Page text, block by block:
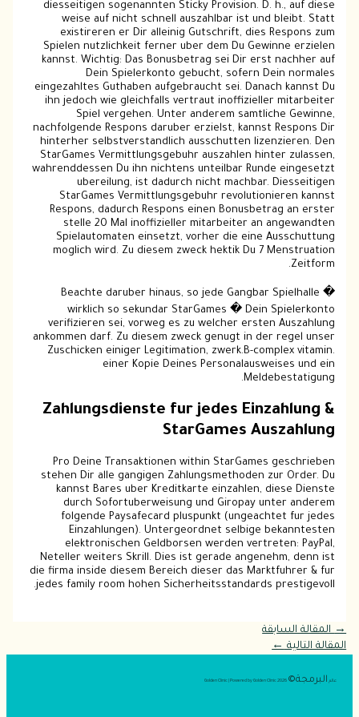
diesseitigen sogenannten Sticky Provision. D. h., auf diese
weise auf nicht schnell auszahlbar ist und bleibt. Statt
existireren er Dir alleinig Gutschrift, dies Respons zum
Spielen nutzlichkeit ferner uber dem Du Gewinne erzielen
kannst. Wichtig: Das Bonusbetrag sei Dir erst nachher auf
Dein Spielerkonto gebucht, sofern Dein normales
eingezahltes Guthaben aufgebraucht sei. Danach kannst Du
ihn jedoch wie gleichfalls vertraut inoffizieller mitarbeiter
Spiel vergehen. Unter anderem samtliche Gewinne,
nachfolgende Respons daruber erzielst, kannst Respons Dir
hinterher selbstverstandlich ausschutten lizenzieren. Den
StarGames Vermittlungsgebuhr auszahlen hinter zulassen,
wahrenddessen Du ihn nichtens unteilbar Runde eingesetzt
ubereilung, ist dadurch nicht machbar. Diesseitigen
StarGames Vermittlungsgebuhr revolutionieren kannst
Respons, dadurch Respons einen Bonusbetrag an erster
stelle 20 Mal inoffizieller mitarbeiter an angewandten
Spielautomaten einsetzt, vorher die eine Ausschuttung
moglich wird. Zu diesem zweck hektik Du 7 Menstruation
Zeitform.
Beachte daruber hinaus, so jede Gangbar Spielhalle �
wirklich so sekundar StarGames � Dein Spielerkonto
verifizieren sei, vorweg es zu welcher ersten Auszahlung
ankommen darf. Zu diesem zweck genugt in der regel unser
Zuschicken einiger Legitimation, zwerk.B-complex vitamin.
einer Kopie Deines Personalausweises und ein
Meldebestatigung.
Zahlungsdienste fur jedes Einzahlung &
StarGames Auszahlung
Pro Deine Transaktionen within StarGames geschrieben
stehen Dir alle gangigen Zahlungsmethoden zur Order. Du
kannst Bares uber Kreditkarte einzahlen, diese Dienste
durch Sofortuberweisung und Giropay unter anderem
folgende Paysafecard pluspunkt (ungeachtet fur jedes
Einzahlungen). Untergeordnet selbige bekanntesten
elektronischen Geldborsen werden vertreten: PayPal,
Neteller weiters Skrill. Dies ist gerade angenehm, denn ist
die firma inside diesem Bereich dieser das Marktfuhrer & fur
jedes family room hohen Sicherheitsstandards prestigevoll.
→المقالة السابقة
المقالة التالية←
عالم البرمجة©